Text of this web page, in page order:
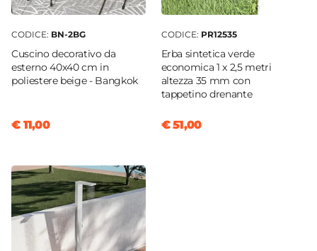
CODICE: BN-2BG
Cuscino decorativo da
esterno 40x40 cm in
poliestere beige - Bangkok
€ 11,00
CODICE: PR12535
Erba sintetica verde
economica 1 x 2,5 metri
altezza 35 mm con
tappetino drenante
€ 51,00